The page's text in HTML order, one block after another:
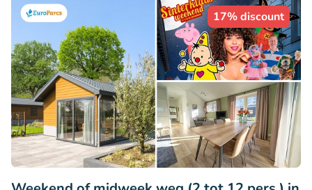
17% discount